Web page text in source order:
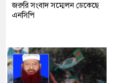
জরুরি সংবাদ সম্মেলন ডেকেছে
এনসিপি